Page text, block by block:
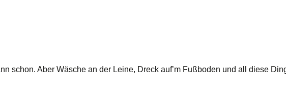
schon. Aber Wäsche an der Leine, Dreck auf’m Fußboden und all diese